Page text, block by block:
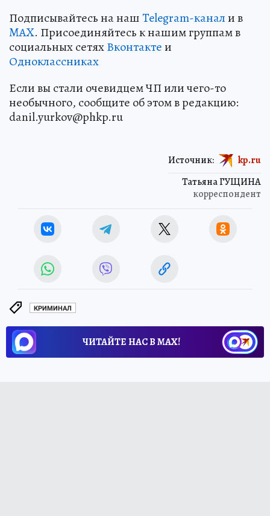
Подписывайтесь на нашTelegram-канали в
MAX. Присоединяйтесь к нашим группам в
социальных сетяхВконтактеи
Одноклассниках
Если вы стали очевидцем ЧП или чего-то
необычного, сообщите об этом в редакцию:
danil.yurkov@phkp.ru
Татьяна ГУЩИНА
корреспондент
Источник: kp.ru
КРИМИНАЛ
ЧИТАЙТЕ НАС В МАХ!